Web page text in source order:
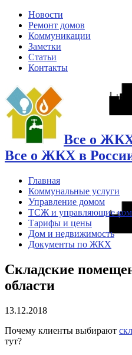
Новости
Ремонт домов
Коммуникации
Заметки
Статьи
Контакты
Все о
Все о ЖКХ в
Главная
Коммунальные услуги
Управление домом
ТСЖ и управляющие
Тарифы и цены
Дом и недвижимость
Документы по ЖКХ
Складские
области
13.12.2018
Почему клиенты выбирают
тут?